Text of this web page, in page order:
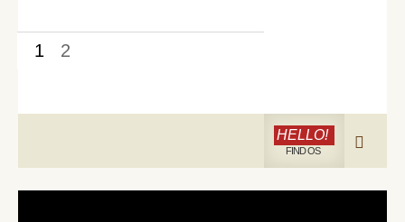
1 2
HELLO!
FIND OS